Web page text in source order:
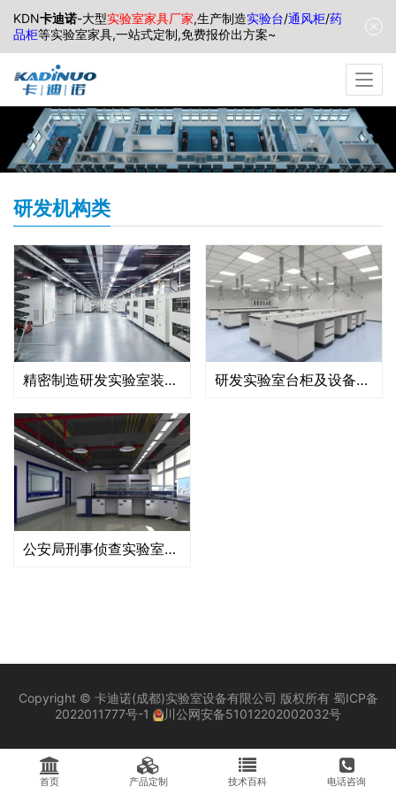
研发机构类
精密制造研发实验室装修装饰工程 研发实验室台柜及设备配套安装工程
公安局刑事侦查实验室家具安装配套工程
Copyright © 卡迪诺(成都)实验室设备有限公司 版权所有 蜀ICP备
2022011777号-1
川公网安备51012202002032号
首页 产品定制 技术百科 电话咨询
KDN卡迪诺-大型实验室家具厂家,生产制造实验台/通风柜/药
品柜等实验室家具,一站式定制,免费报价出方案~